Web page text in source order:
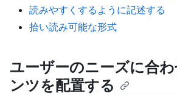
読みやすくするように記述する
拾い読み可能な形式
ユーザーのニーズに合
ンツを配置する